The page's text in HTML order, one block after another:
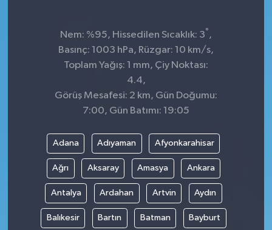
Nem: %95, Hissedilen Sıcaklık: 3° ,
Basınç: 1003 hPa, Rüzgar: 10 km/s,
Toplam Yağış: 1 mm, Çiy Noktası:
4.4,
Görüş Mesafesi: 2 km, Gün Doğumu:
7:00, Gün Batımı: 19:05
Adana Adıyaman Afyonkarahisar
Ağrı Aksaray Amasya Ankara
Antalya Ardahan Artvin Aydın
Balıkesir Bartın Batman Bayburt